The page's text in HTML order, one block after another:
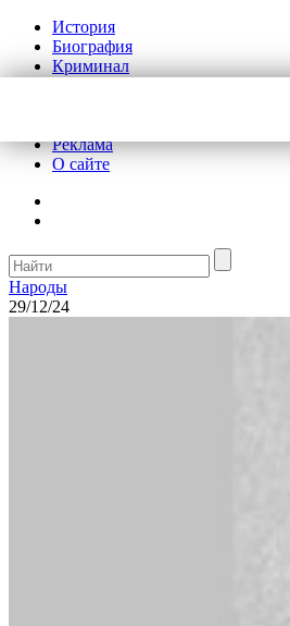
История
Биография
Криминал
Реклама
О сайте
Народы
29/12/24